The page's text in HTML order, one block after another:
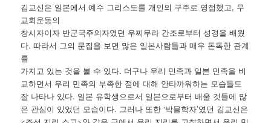
김교신은 일본에서 예수 그리스도를 개인의 구주로 영접했고, 무
교회운동의
창시자이자 반군국주의자였던 우찌무라 간조로부터 성경을 배웠
다. 따라서 그의 문집을 보면 많은 일본사람들과 매우 돈독한 관계
를
가지고 있는 것을 볼 수 있다. 더구나 우리 민족과 일본 민족을 비
교하면서 우리 민족의 부족한 점에 대해 안타까워하는 모습들도
잘 나타나 있다. 일본 유학생으로서 일본으로부터 배울 것들에 많
은 관심이 있었던 모습이다. 그러나 또한 ‘박물학자’였던 김교신은